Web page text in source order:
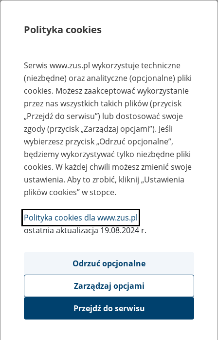
Rejestry, ewidencje i archiwa
Baza zlikwidowanych lub
przekształconych zakładów pracy
Nazwa zakładu pracy:
SZUKAJ
Ukryj wszystkie pozycje bazy
Aterina Core Sp. z o.o. - Kraków, ul.
Polityka cookies
Serwis www.zus.pl wykorzystuje techniczne
(niezbędne) oraz analityczne (opcjonalne) pliki
cookies. Możesz zaakceptować wykorzystanie
przez nas wszystkich takich plików (przycisk
„Przejdź do serwisu”) lub dostosować swoje
zgody (przycisk „Zarządzaj opcjami”). Jeśli
wybierzesz przycisk „Odrzuć opcjonalne”,
będziemy wykorzystywać tylko niezbędne pliki
cookies. W każdej chwili możesz zmienić swoje
ustawienia. Aby to zrobić, kliknij „Ustawienia
plików cookies” w stopce.
Polityka cookies dla www.zus.pl
ostatnia aktualizacja 19.08.2024 r.
Odrzuć opcjonalne
Zarządzaj opcjami
Przejdź do serwisu